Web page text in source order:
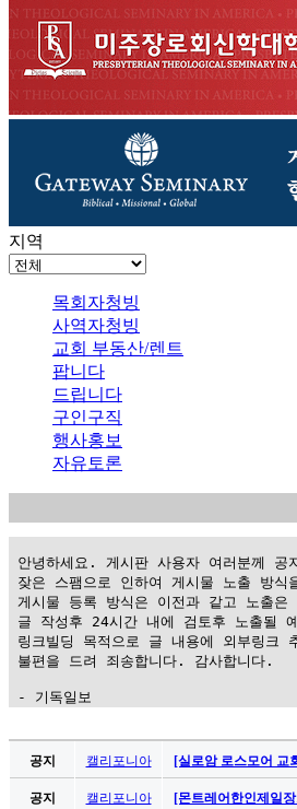
지역
목회자청빙
사역자청빙
교회 부동산/렌트
팝니다
드립니다
구인구직
행사홍보
자유토론
안녕하세요. 게시판 사용자 여러분께 공
잦은 스팸으로 인하여 게시물 노출 방식
게시물 등록 방식은 이전과 같고 노출은
글 작성후 24시간 내에 검토후 노출될
링크빌딩 목적으로 글 내용에 외부링크
불편을 드려 죄송합니다. 감사합니다.
- 기독일보
만
공지 캘리포니아 [실로암 로스모어 교
공지 캘리포니아 [몬트레어한인제일